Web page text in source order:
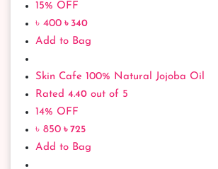
15% OFF
৳ 400 ৳ 340
Add to Bag
Skin Cafe 100% Natural Jojoba Oil
Rated 4.40 out of 5
14% OFF
৳ 850 ৳ 725
Add to Bag